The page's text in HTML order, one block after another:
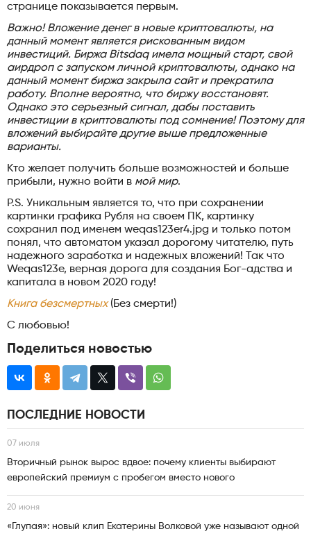
странице показывается первым.
Важно! Вложение денег в новые криптовалюты, на
данный момент является рискованным видом
инвестиций. Биржа Bitsdaq имела мощный старт, свой
аирдроп с запуском личной криптовалюты, однако на
данный момент биржа закрыла сайт и прекратила
работу. Вполне вероятно, что биржу восстановят.
Однако это серьезный сигнал, дабы поставить
инвестиции в криптовалюты под сомнение! Поэтому для
вложений выбирайте другие выше предложенные
варианты.
Кто желает получить больше возможностей и больше
прибыли, нужно войти в мой мир.
P.S. Уникальным является то, что при сохранении
картинки графика Рубля на своем ПК, картинку
сохранил под именем weqas123er4.jpg и только потом
понял, что автоматом указал дорогому читателю, путь
надежного заработка и надежных вложений! Так что
Weqas123e, верная дорога для создания Бог-адства и
капитала в новом 2020 году!
Книга безсмертных(Без смерти!)
С любовью!
Поделиться новостью
ПОСЛЕДНИЕ НОВОСТИ
07 июля
Вторичный рынок вырос вдвое: почему клиенты выбирают
европейский премиум с пробегом вместо нового
20 июня
«Глупая»: новый клип Екатерины Волковой уже называют одной